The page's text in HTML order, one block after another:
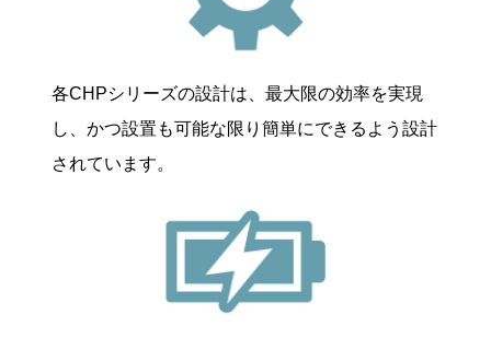
各CHPシリーズの設計は、最大限の効率を実現
し、かつ設置も可能な限り簡単にできるよう設計
されています。